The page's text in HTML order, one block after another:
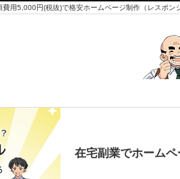
在宅副業でホーム